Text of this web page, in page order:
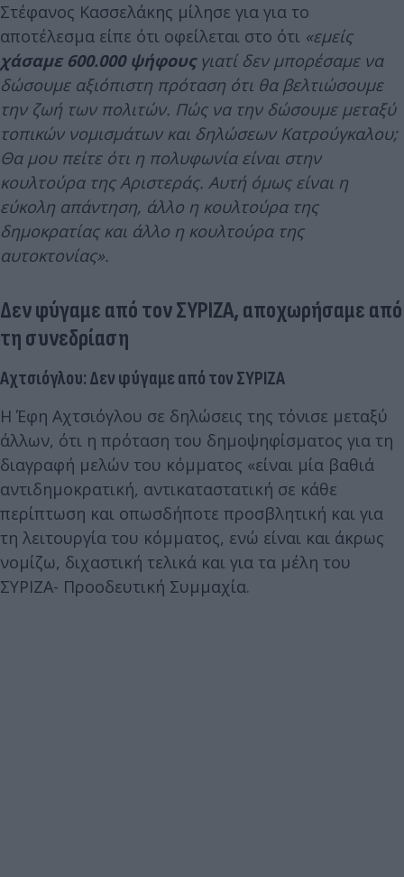
Στέφανος Κασσελάκης μίλησε για για το
αποτέλεσμα είπε ότι οφείλεται στο ότι «εμείς
χάσαμε 600.000 ψήφους γιατί δεν μπορέσαμε να
δώσουμε αξιόπιστη πρόταση ότι θα βελτιώσουμε
την ζωή των πολιτών. Πώς να την δώσουμε μεταξύ
τοπικών νομισμάτων και δηλώσεων Κατρούγκαλου;
Θα μου πείτε ότι η πολυφωνία είναι στην
κουλτούρα της Αριστεράς. Αυτή όμως είναι η
εύκολη απάντηση, άλλο η κουλτούρα της
δημοκρατίας και άλλο η κουλτούρα της
αυτοκτονίας».
Δεν φύγαμε από τον ΣΥΡΙΖΑ, αποχωρήσαμε από
τη συνεδρίαση
Αχτσιόγλου: Δεν φύγαμε από τον ΣΥΡΙΖΑ
Η Έφη Αχτσιόγλου σε δηλώσεις της τόνισε μεταξύ
άλλων, ότι η πρόταση του δημοψηφίσματος για τη
διαγραφή μελών του κόμματος «είναι μία βαθιά
αντιδημοκρατική, αντικαταστατική σε κάθε
περίπτωση και οπωσδήποτε προσβλητική και για
τη λειτουργία του κόμματος, ενώ είναι και άκρως
νομίζω, διχαστική τελικά και για τα μέλη του
ΣΥΡΙΖΑ- Προοδευτική Συμμαχία.